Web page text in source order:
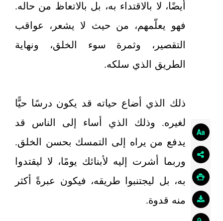
أيضًا، لا بالاقتداء به، بل بالاتعاظ من حاله.
فهو يعلّمهم، من حيث لا يشعر، عواقب
التقصير، وثمرة سوء الخلق، ونهاية
الطريق الذي سلكه.
ذلك الذي أضاع حياته قد يكون درسًا حيًّا
لغيره. وذلك الذي أساء إلى الناس قد
يدفع من يراه إلى التمسك بحسن الخلق.
وربما أشرت إليه لأبنائك يومًا، لا ليقتدوا
به، بل ليجتنبوا طريقه، فيكون عبرةً أكثر
منه قدوة.